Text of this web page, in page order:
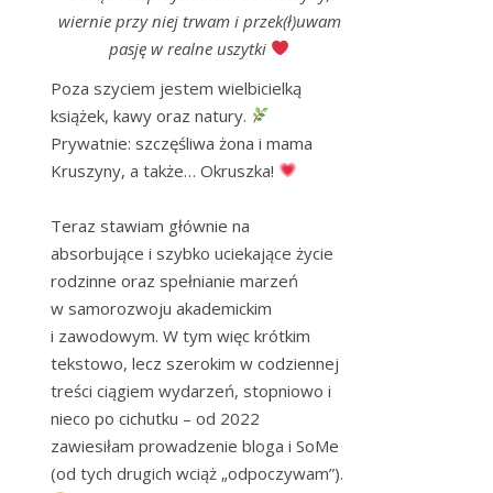
wiernie przy niej trwam i przek(ł)uwam
pasję w realne uszytki
Poza szyciem jestem wielbicielką
książek, kawy oraz natury.
Prywatnie: szczęśliwa żona i mama
Kruszyny, a także… Okruszka!
Teraz stawiam głównie na
absorbujące i szybko uciekające życie
rodzinne oraz spełnianie marzeń
w samorozwoju akademickim
i zawodowym. W tym więc krótkim
tekstowo, lecz szerokim w codziennej
treści ciągiem wydarzeń, stopniowo i
nieco po cichutku – od 2022
zawiesiłam prowadzenie bloga i SoMe
(od tych drugich wciąż „odpoczywam”).